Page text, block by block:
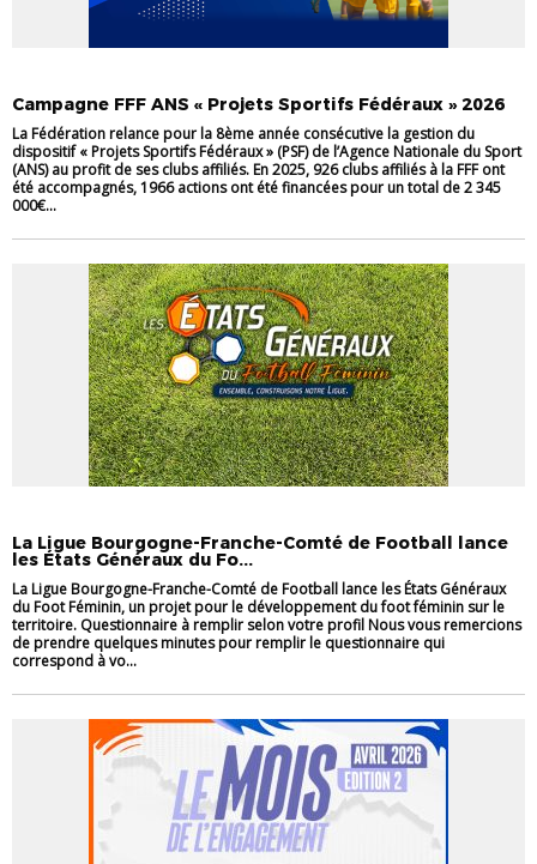
Campagne FFF ANS « Projets Sportifs Fédéraux » 2026
La Fédération relance pour la 8ème année consécutive la gestion du
dispositif « Projets Sportifs Fédéraux » (PSF) de l’Agence Nationale du Sport
(ANS) au profit de ses clubs affiliés. En 2025, 926 clubs affiliés à la FFF ont
été accompagnés, 1966 actions ont été financées pour un total de 2 345
000€...
La Ligue Bourgogne-Franche-Comté de Football lance
les États Généraux du Fo...
La Ligue Bourgogne-Franche-Comté de Football lance les États Généraux
du Foot Féminin, un projet pour le développement du foot féminin sur le
territoire. Questionnaire à remplir selon votre profil Nous vous remercions
de prendre quelques minutes pour remplir le questionnaire qui
correspond à vo...